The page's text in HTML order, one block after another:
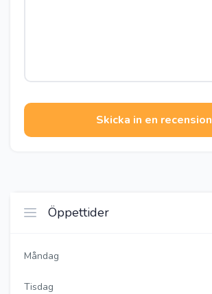
Skicka in en recension
Öppettider
Måndag
Tisdag